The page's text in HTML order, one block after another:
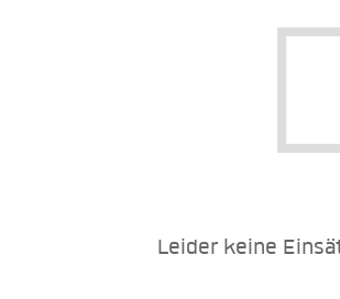
Leider keine